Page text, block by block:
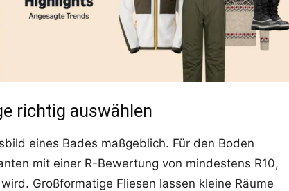
richtig auswählen
eines Bades maßgeblich. Für den Boden
mit einer R-Bewertung von mindestens R10,
Großformatige Fliesen lassen kleine Räume